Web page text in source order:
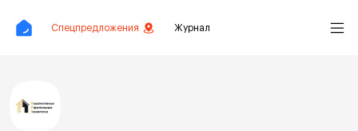
Спецпредложения Журнал